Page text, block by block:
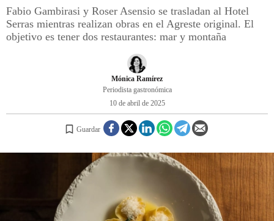
ÍDOLOS DE MESAS
CUADERNO DE VIAJE
REGISTRO
Fabio Gambirasi y Roser Asensio se trasladan al Hotel
Serras mientras realizan obras en el Agreste original. El
objetivo es tener dos restaurantes: mar y montaña
Mónica Ramírez
Periodista gastronómica
10 de abril de 2025
Guardar